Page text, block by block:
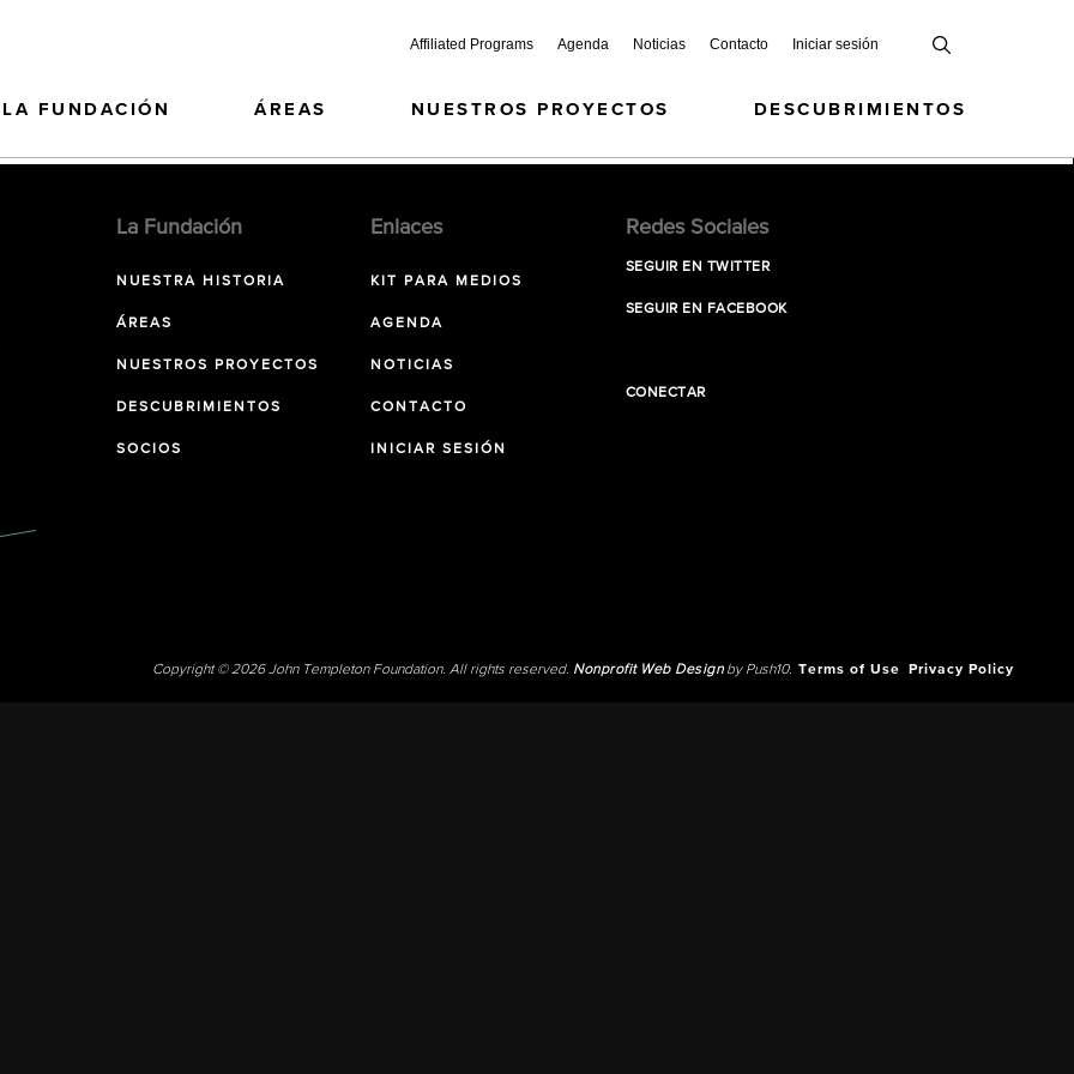
Affiliated Programs Agenda Noticias Contacto Iniciar sesión
LA FUNDACIÓN ÁREAS NUESTROS PROYECTOS DESCUBRIMIENTOS
La Fundación
NUESTRA HISTORIA
ÁREAS
NUESTROS PROYECTOS
DESCUBRIMIENTOS
SOCIOS
Enlaces
KIT PARA MEDIOS
AGENDA
NOTICIAS
CONTACTO
INICIAR SESIÓN
Redes Sociales
SEGUIR EN TWITTER
SEGUIR EN FACEBOOK
CONECTAR
Copyright © 2026 John Templeton Foundation. All rights reserved. Nonprofit Web Designby Push10. Terms of Use Privacy Policy